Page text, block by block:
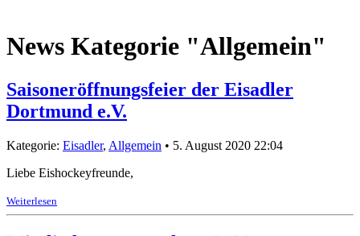
News Kategorie "Allgemein"
Saisoneröffnungsfeier der Eisadler
Dortmund e.V.
Kategorie: Eisadler, Allgemein • 5. August 2020 22:04
Liebe Eishockeyfreunde,
Weiterlesen